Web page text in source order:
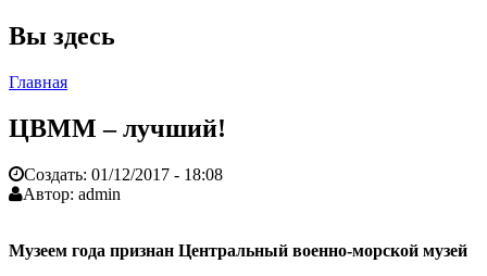
Вы здесь
Главная
ЦВММ – лучший!
Создать: 01/12/2017 - 18:08
Автор: admin
Музеем года признан Центральный военно-морской музей